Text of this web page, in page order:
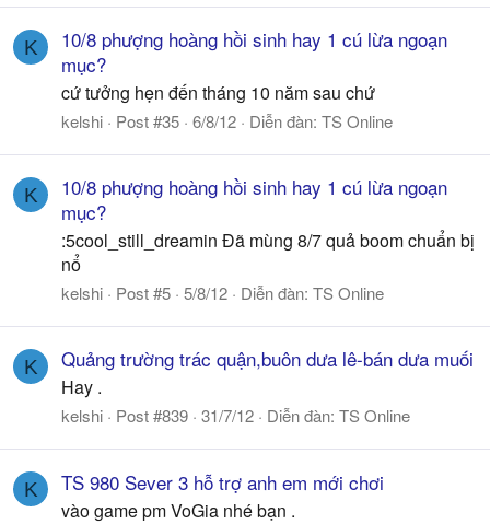
K
10/8 phượng hoàng hồi sinh hay 1 cú lừa ngoạn
mục?
cứ tưởng hẹn đến tháng 10 năm sau chứ
kelshi Post #35 6/8/12 Diễn đàn: TS Online
K
10/8 phượng hoàng hồi sinh hay 1 cú lừa ngoạn
mục?
:5cool_still_dreamin Đã mùng 8/7 quả boom chuẩn bị
nổ
kelshi Post #5 5/8/12 Diễn đàn: TS Online
K Quảng trường trác quận,buôn dưa lê-bán dưa muối
Hay .
kelshi Post #839 31/7/12 Diễn đàn: TS Online
K TS 980 Sever 3 hỗ trợ anh em mới chơi
vào game pm VoGia nhé bạn .